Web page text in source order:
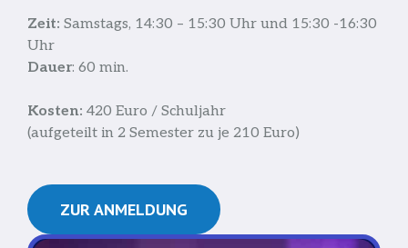
Zeit: Samstags, 14:30 – 15:30 Uhr und 15:30 -16:30
Uhr
Dauer: 60 min.
Kosten: 420 Euro / Schuljahr
(aufgeteilt in 2 Semester zu je 210 Euro)
ZUR ANMELDUNG